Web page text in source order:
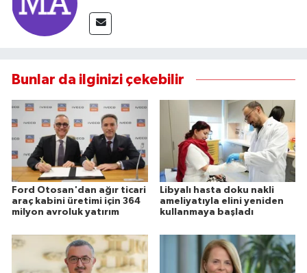
Bunlar da ilginizi çekebilir
Ford Otosan'dan ağır ticari
araç kabini üretimi için 364
milyon avroluk yatırım
Libyalı hasta doku nakli
ameliyatıyla elini yeniden
kullanmaya başladı